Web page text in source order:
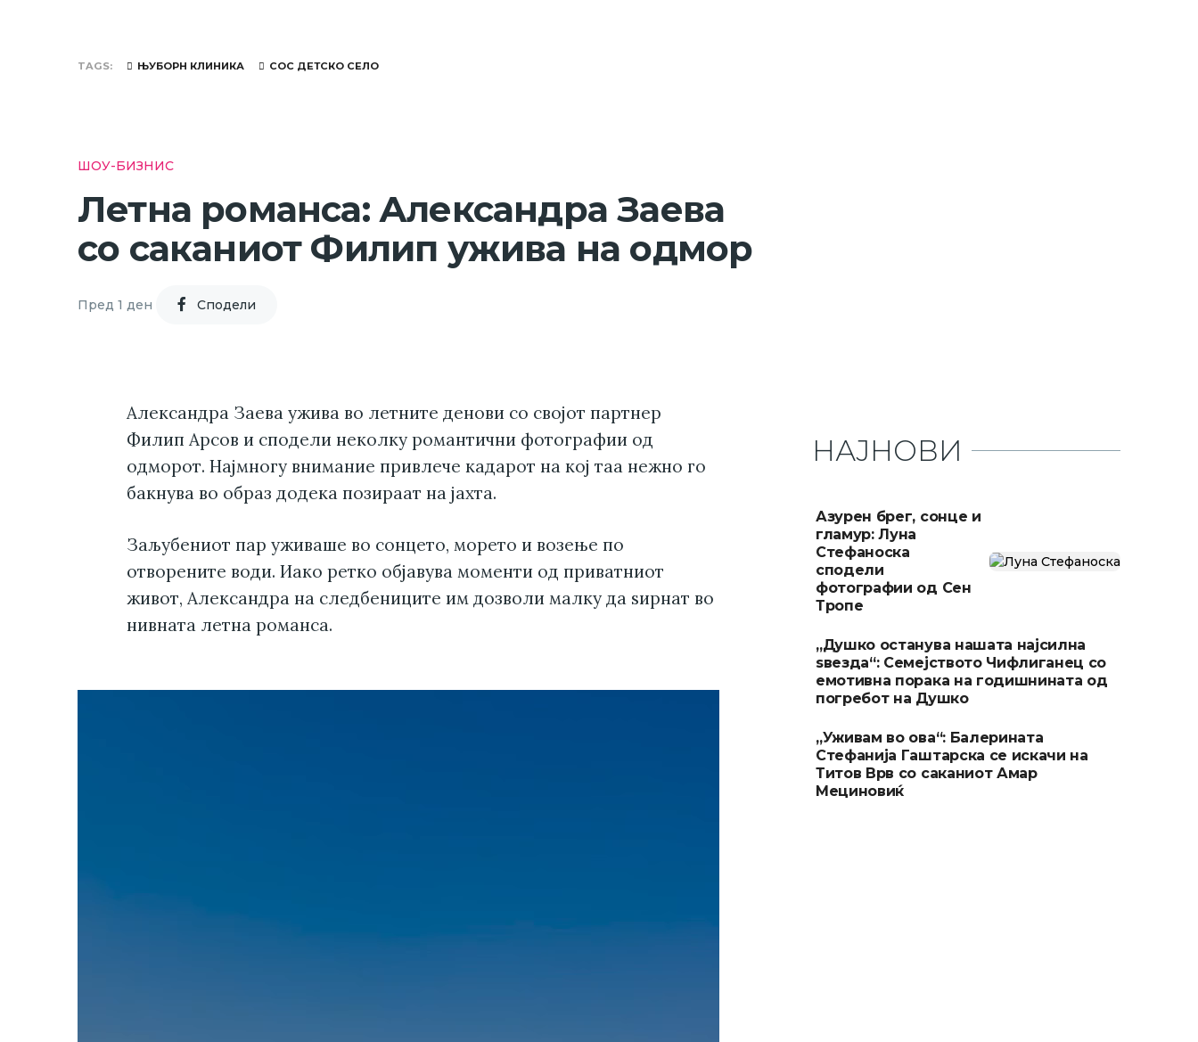
TAGS ЊУБОРН КЛИНИКА СОС ДЕТСКО СЕЛО
ШОУ-БИЗНИС
Летна романса: Александра Заева
со саканиот Филип ужива на одмор
Пред 1 ден Cподели
Александра Заева ужива во летните денови со својот партнер
Филип Арсов и сподели неколку романтични фотографии од
одморот. Најмногу внимание привлече кадарот на кој таа нежно го
бакнува во образ додека позираат на јахта.
Заљубениот пар уживаше во сонцето, морето и возење по
отворените води. Иако ретко објавува моменти од приватниот
живот, Александра на следбениците им дозволи малку да ѕирнат во
нивната летна романса.
НАЈНОВИ
Азурен брег, сонце и
гламур: Луна
Стефаноска
сподели
фотографии од Сен
Тропе
„Душко останува нашата најсилна
ѕвезда“: Семејството Чифлиганец со
емотивна порака на годишнината од
погребот на Душко
„Уживам во ова“: Балерината
Стефанија Гаштарска се искачи на
Титов Врв со саканиот Амар
Мециновиќ